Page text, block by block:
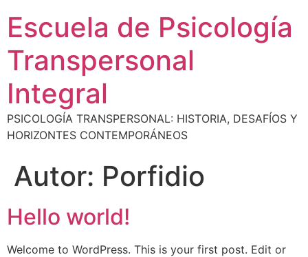
Escuela de Psicología
Transpersonal
Integral
PSICOLOGÍA TRANSPERSONAL: HISTORIA, DESAFÍOS Y
HORIZONTES CONTEMPORÁNEOS
Autor: Porfidio
Hello world!
Welcome to WordPress. This is your first post. Edit or